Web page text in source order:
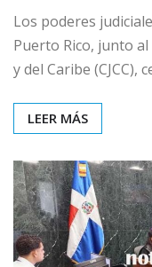
Los poderes
Puerto Rico, junto
y del Caribe (CJCC),
LEER MÁS